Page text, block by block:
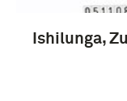
rapport (5)
Meer
Ishilunga,